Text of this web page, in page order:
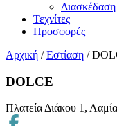
Διασκέδαση
Τεχνίτες
Προσφορές
Αρχική / Εστίαση /
DOLCE
Πλατεία Διάκου 1,